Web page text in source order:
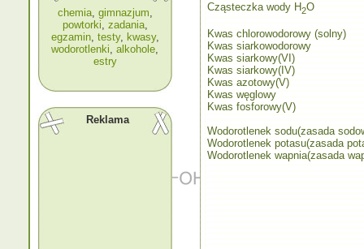
chemia, gimnazjum,
powtorki, zadania,
egzamin, testy, kwasy,
wodorotlenki, alkohole,
estry
Reklama
Cząsteczka wody H2O
Kwas chlorowodorowy (solny)
Kwas siarkowodorowy
Kwas siarkowy(VI)
Kwas siarkowy(IV)
Kwas azotowy(V)
Kwas węglowy
Kwas fosforowy(V)
Wodorotlenek sodu(zasada
Wodorotlenek potasu(zasada
Wodorotlenek wapnia(zasada